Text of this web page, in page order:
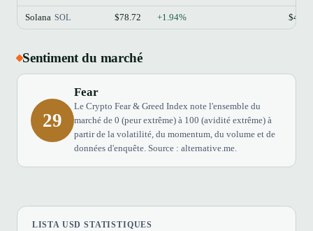
Solana SOL $78.72 +1.94%
Sentiment du marché
29
Fear
Le Crypto Fear & Greed Index note l'ensemble du
marché de 0 (peur extrême) à 100 (avidité extrême) à
partir de la volatilité, du momentum, du volume et de
données d'enquête. Source : alternative.me.
LISTA USD STATISTIQUES